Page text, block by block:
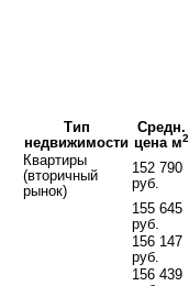
Тип
недвижимости
Средн.
цена м2
Квартиры
(вторичный
рынок)
152 790
руб.
155 645
руб.
156 147
руб.
156 439